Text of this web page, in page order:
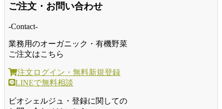
ご注文・お問い合わせ
-Contact-
業務用のオーガニック・有機野菜
ご注文はこちら
注文ログイン・無料新規登録
LINEで無料相談
ビオシェルジュ・登録に関しての